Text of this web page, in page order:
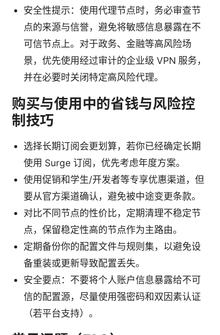
安全性提示：使用代理节点时，务必审查节
点的来源与信誉，避免将敏感信息暴露在不
可信节点上。对于政务、金融等高风险场
景，优先使用经过审计的企业级 VPN 服务，
并在必要时关闭特定高风险代理。
购买与使用中的省钱与风险控
制技巧
选择长期订阅会更划算，若你已经确定长期
使用 Surge 订阅，优先考虑年度方案。
使用促销和学生/开发者等专享优惠渠道，但
要从官方渠道确认，避免被中途变更条款。
对比不同节点的性价比，定期清理不稳定节
点，保留稳定性高的节点作为主路由。
定期备份你的配置文件与规则集，以避免设
备重装或更新导致配置丢失。
安全要点：不要将个人账户信息暴露给不可
信的配置源，尽量使用强密码和双因素认证
（若平台支持）。